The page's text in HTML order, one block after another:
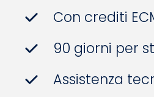
Con crediti
90 giorni per
Assistenza